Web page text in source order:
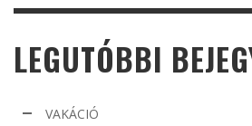
LEGUTÓBBI
VAKÁCIÓ